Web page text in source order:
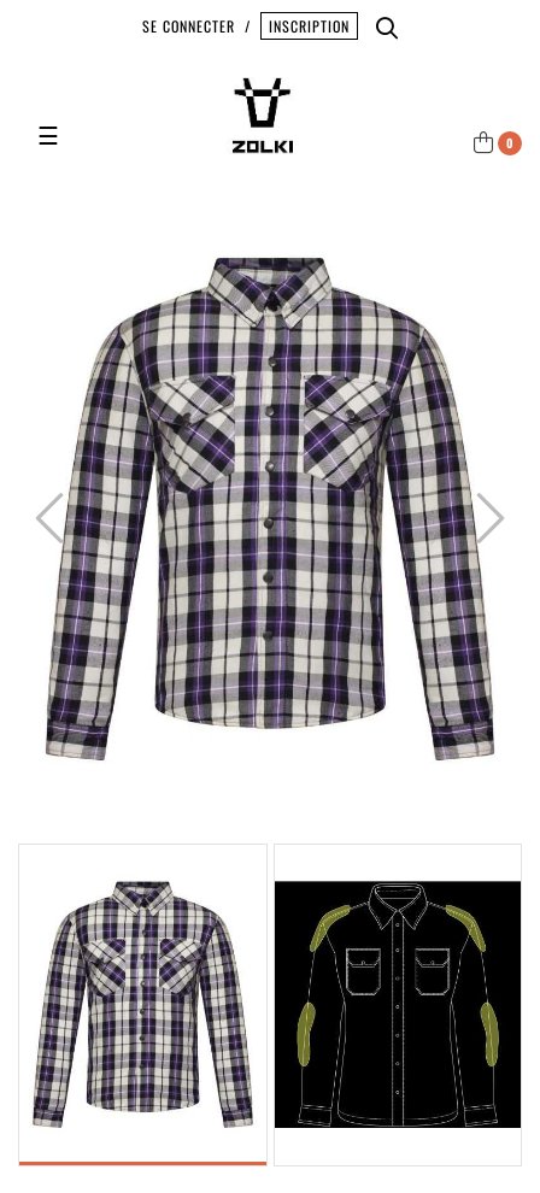
SE CONNECTER / INSCRIPTION
0
Basculer la navigation
☰